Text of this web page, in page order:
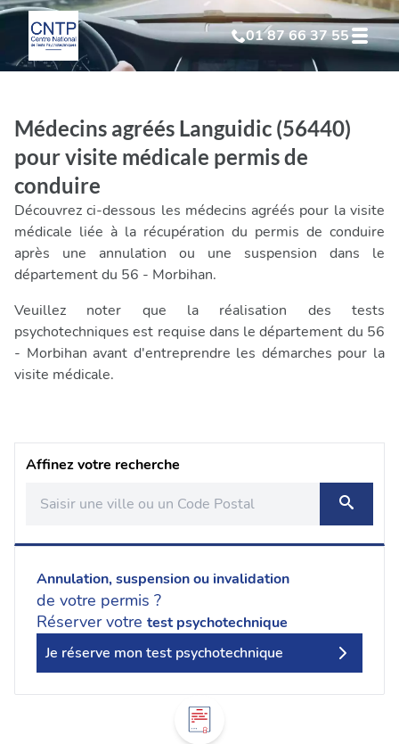
01 87 66 37 55
Test Psychotechnique suite à annulation
Test Psychotechnique
Test Psychotechniqueprofessionnel
Médecins agréés Languidic (56440)
pour visite médicale permis de
conduire
Découvrez ci-dessous les médecins agréés pour la visite
médicale liée à la récupération du permis de conduire
après une annulation ou une suspension dans le
département du 56 - Morbihan.
Veuillez noter que la réalisation des tests
psychotechniques est requise dans le département du 56
- Morbihan avant d'entreprendre les démarches pour la
visite médicale.
Affinez votre recherche
Annulation, suspension ou invalidation
de votre permis ?
Réserver votre test psychotechnique
Je réserve mon test psychotechnique